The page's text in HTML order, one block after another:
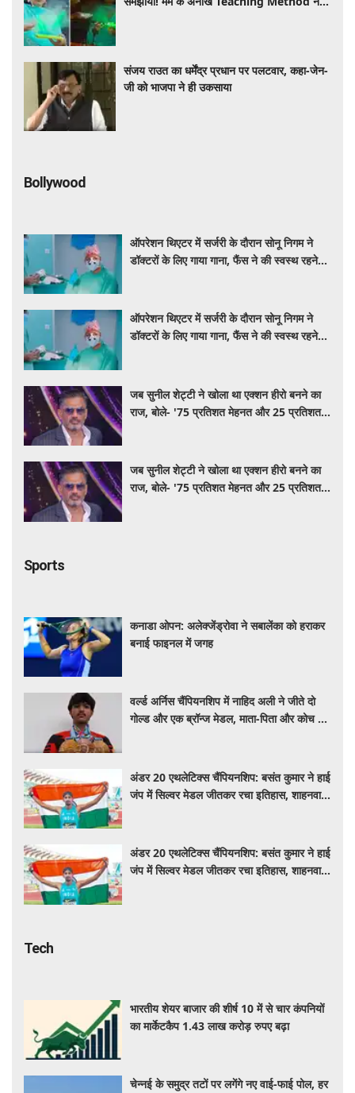
संजय राउत का धर्मेंद्र प्रधान पर पलटवार, कहा-जेन-
जी को भाजपा ने ही उकसाया
Bollywood
ऑपरेशन थिएटर में सर्जरी के दौरान सोनू निगम ने
डॉक्टरों के लिए गाया गाना, फैंस ने की स्वस्थ रहने
ऑपरेशन थिएटर में सर्जरी के दौरान सोनू निगम ने
डॉक्टरों के लिए गाया गाना, फैंस ने की स्वस्थ रहने
जब सुनील शेट्टी ने खोला था एक्शन हीरो बनने का
राज, बोले- '75 प्रतिशत मेहनत और 25 प्रतिशत
जब सुनील शेट्टी ने खोला था एक्शन हीरो बनने का
राज, बोले- '75 प्रतिशत मेहनत और 25 प्रतिशत
Sports
कनाडा ओपन: अलेक्जेंड्रोवा ने सबालेंका को हराकर
बनाई फाइनल में जगह
वर्ल्ड अर्निस चैंपियनशिप में नाहिद अली ने जीते दो
गोल्ड और एक ब्रॉन्ज मेडल, माता-पिता और कोच को
अंडर 20 एथलेटिक्स चैंपियनशिप: बसंत कुमार ने हाई
जंप में सिल्वर मेडल जीतकर रचा इतिहास, शाहनवाज
अंडर 20 एथलेटिक्स चैंपियनशिप: बसंत कुमार ने हाई
जंप में सिल्वर मेडल जीतकर रचा इतिहास, शाहनवाज
Tech
भारतीय शेयर बाजार की शीर्ष 10 में से चार कंपनियों
का मार्केटकैप 1.43 लाख करोड़ रुपए बढ़ा
चेन्नई के समुद्र तटों पर लगेंगे नए वाई-फाई पोल, हर